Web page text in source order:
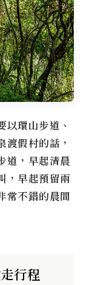
以環山步道、
渡假村的話，
道，早起清晨
，早起預留兩
常不錯的晨間
行程